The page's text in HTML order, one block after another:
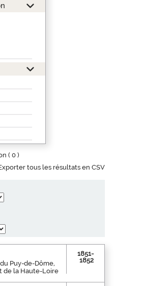
( 0 )
tous les résultats en CSV
Puy-de-Dôme,
de la Haute-Loire
1851-
1852